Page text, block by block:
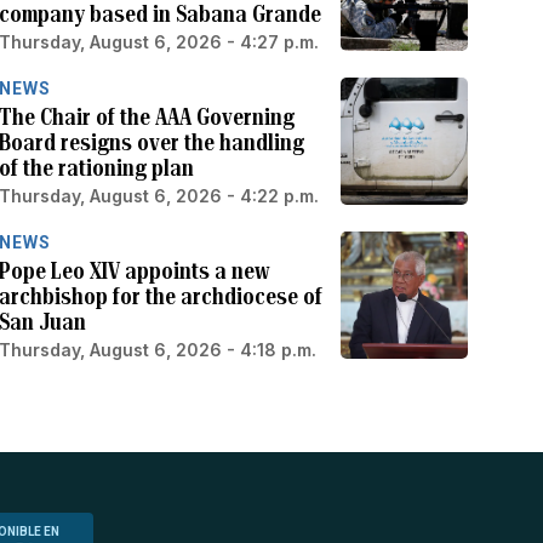
company based in Sabana Grande
Thursday, August 6, 2026 - 4:27 p.m.
NEWS
The Chair of the AAA Governing
Board resigns over the handling
of the rationing plan
Thursday, August 6, 2026 - 4:22 p.m.
NEWS
Pope Leo XIV appoints a new
archbishop for the archdiocese of
San Juan
Thursday, August 6, 2026 - 4:18 p.m.
EN